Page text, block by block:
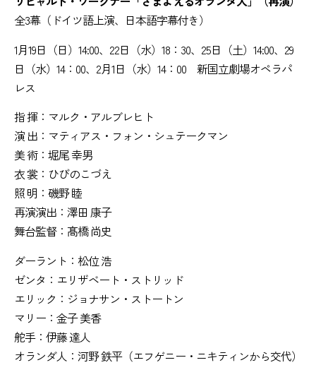
全3幕（ドイツ語上演、日本語字幕付き）
1月19日（日）14:00、22日（水）18：30、25日（土）14:00、29
日（水）14：00、2月1日（水）14：00 新国立劇場オペラパ
レス
指 揮：マルク・アルブレヒト
演 出：マティアス・フォン・シュテークマン
美 術：堀尾 幸男
衣 裳：ひびのこづえ
照 明：磯野 睦
再演演出：澤田 康子
舞台監督：髙橋 尚史
ダーラント：松位 浩
ゼンタ：エリザベート・ストリッド
エリック：ジョナサン・ストートン
マリー：金子 美香
舵手：伊藤 達人
オランダ人：河野 鉄平（エフゲニー・ニキティンから交代）